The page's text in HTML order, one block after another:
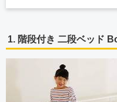
1. 階段付き 二段ベッド